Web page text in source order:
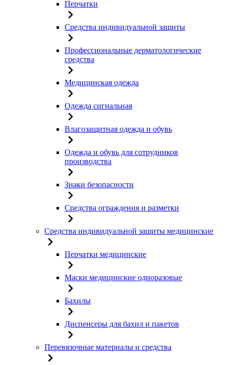
Перчатки
Средства индивидуальной защиты
Профессиональные дерматологические
средства
Медицинская одежда
Одежда сигнальная
Влагозащитная одежда и обувь
Одежда и обувь для сотрудников
производства
Знаки безопасности
Средства ограждения и разметки
Средства индивидуальной защиты медицинские
Перчатки медицинские
Маски медицинские одноразовые
Бахилы
Диспенсеры для бахил и пакетов
Перевязочные материалы и средства